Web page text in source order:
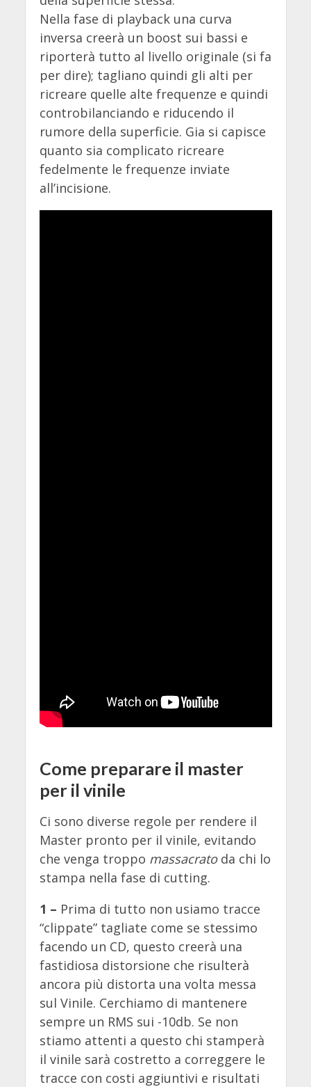
Nella fase di playback una curva
inversa creerà un boost sui bassi e
riporterà tutto al livello originale (si fa
per dire); tagliano quindi gli alti per
ricreare quelle alte frequenze e quindi
controbilanciando e riducendo il
rumore della superficie. Gia si capisce
quanto sia complicato ricreare
fedelmente le frequenze inviate
all’incisione.
Come preparare il master
per il vinile
Ci sono diverse regole per rendere il
Master pronto per il vinile, evitando
che venga troppo massacrato da chi lo
stampa nella fase di cutting.
1 – Prima di tutto non usiamo tracce
“clippate” tagliate come se stessimo
facendo un CD, questo creerà una
fastidiosa distorsione che risulterà
ancora più distorta una volta messa
sul Vinile. Cerchiamo di mantenere
sempre un RMS sui -10db. Se non
stiamo attenti a questo chi stamperà
il vinile sarà costretto a correggere le
tracce con costi aggiuntivi e risultati